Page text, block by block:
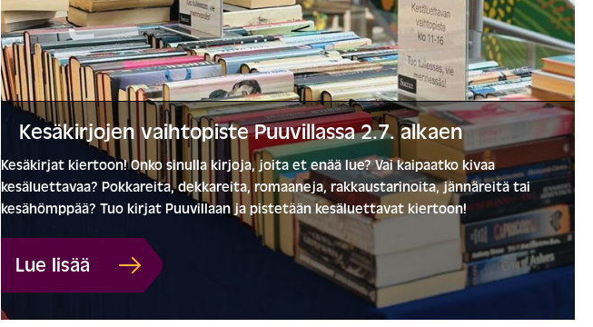
Kesäkirjojen vaihtopiste Puuvillassa 2.7. alkaen
Kesäkirjat kiertoon! Onko sinulla kirjoja, joita et enää lue? Vai kaipaatko kivaa
kesäluettavaa? Pokkareita, dekkareita, romaaneja, rakkaustarinoita, jännäreitä tai
kesähömppää? Tuo kirjat Puuvillaan ja pistetään kesäluettavat kiertoon!
Lue lisää